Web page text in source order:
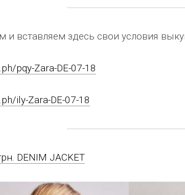
и вставляем здесь свои условия
pqy-Zara-DE-07-18
ily-Zara-DE-07-18
DENIM JACKET